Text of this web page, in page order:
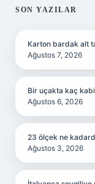
SON YAZILAR
Karton bardak alt
Ağustos 7, 2026
Bir uçakta kaç
Ağustos 6, 2026
23 ölçek ne
Ağustos 3, 2026